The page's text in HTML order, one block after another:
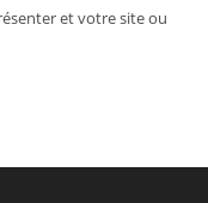
et votre site ou